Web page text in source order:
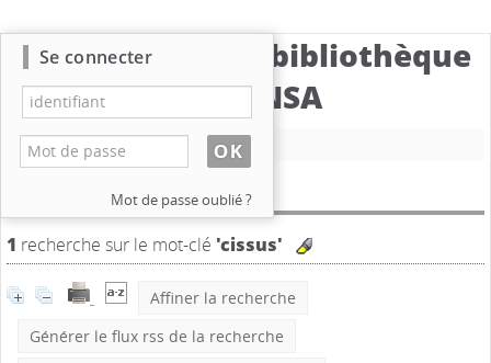
Catalogue de la bibliothèque
du CBNSA
Nouvelle recherche
Résultat de la recherche
1 recherche sur le mot-clé 'cissus'
Affiner la recherche
Générer le flux rss de la recherche
Se connecter
Mot de passe oublié ?